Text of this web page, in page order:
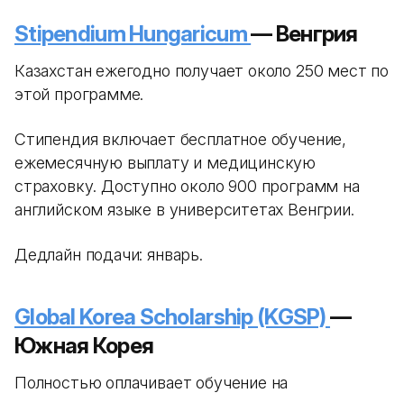
Stipendium Hungaricum— Венгрия
Казахстан ежегодно получает около 250 мест по
этой программе.
Стипендия включает бесплатное обучение,
ежемесячную выплату и медицинскую
страховку. Доступно около 900 программ на
английском языке в университетах Венгрии.
Дедлайн подачи: январь.
Global Korea Scholarship (KGSP)—
Южная Корея
Полностью оплачивает обучение на